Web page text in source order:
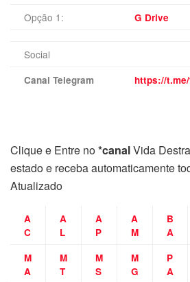
Opção 1: G Drive
Social
Canal Telegram https://
Clique e Entre no*canalVida
estado e receba automaticamente
Atualizado
A
C
A
L
A
P
A
M
B
A
M
A
M
T
M
S
M
G
P
A